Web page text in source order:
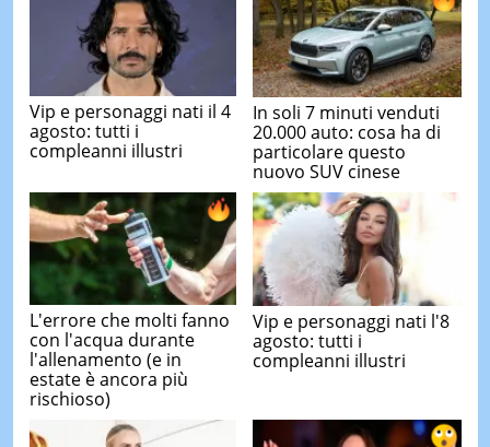
Vip e personaggi nati il 4
agosto: tutti i
compleanni illustri
In soli 7 minuti venduti
20.000 auto: cosa ha di
particolare questo
nuovo SUV cinese
L'errore che molti fanno
con l'acqua durante
l'allenamento (e in
estate è ancora più
rischioso)
Vip e personaggi nati l'8
agosto: tutti i
compleanni illustri